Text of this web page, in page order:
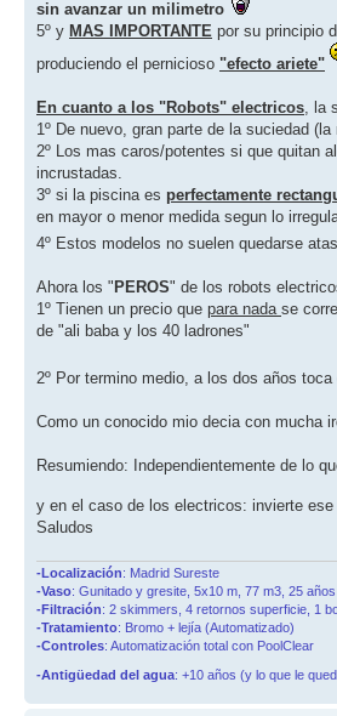
sin avanzar un milimetro
5º y MAS IMPORTANTE por su principio
produciendo el pernicioso "efecto ariete"
En cuanto a los "Robots" electricos, la
1º De nuevo, gran parte de la suciedad
2º Los mas caros/potentes si que quitan
incrustadas.
3º si la piscina es perfectamente
en mayor o menor medida segun lo
4º Estos modelos no suelen quedarse
Ahora los " PEROS" de los robots
1º Tienen un precio que para nada se
de "ali baba y los 40 ladrones"
2º Por termino medio, a los dos años
Como un conocido mio decia con mucha
Resumiendo: Independientemente de lo
y en el caso de los electricos: invierte
Saludos
-Localización: Madrid Sureste
-Vaso: Gunitado y gresite, 5x10 m, 77 m3, 25 años
-Filtración: 2 skimmers, 4 retornos superficie, 1
-Tratamiento: Bromo + lejía (Automatizado)
-Controles: Automatización total con PoolClear
-Antigüedad del agua: +10 años (y lo que le